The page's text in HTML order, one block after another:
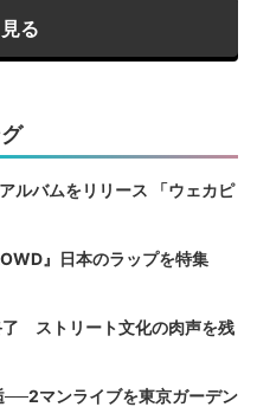
る
ルバムをリリース 「ウェカピ
』日本のラップを特集
ストリート文化の肉声を残
マンライブを東京ガーデン